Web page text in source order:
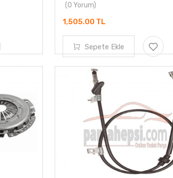
(0 Yorum)
1,505.00 TL
Sepete Ekle